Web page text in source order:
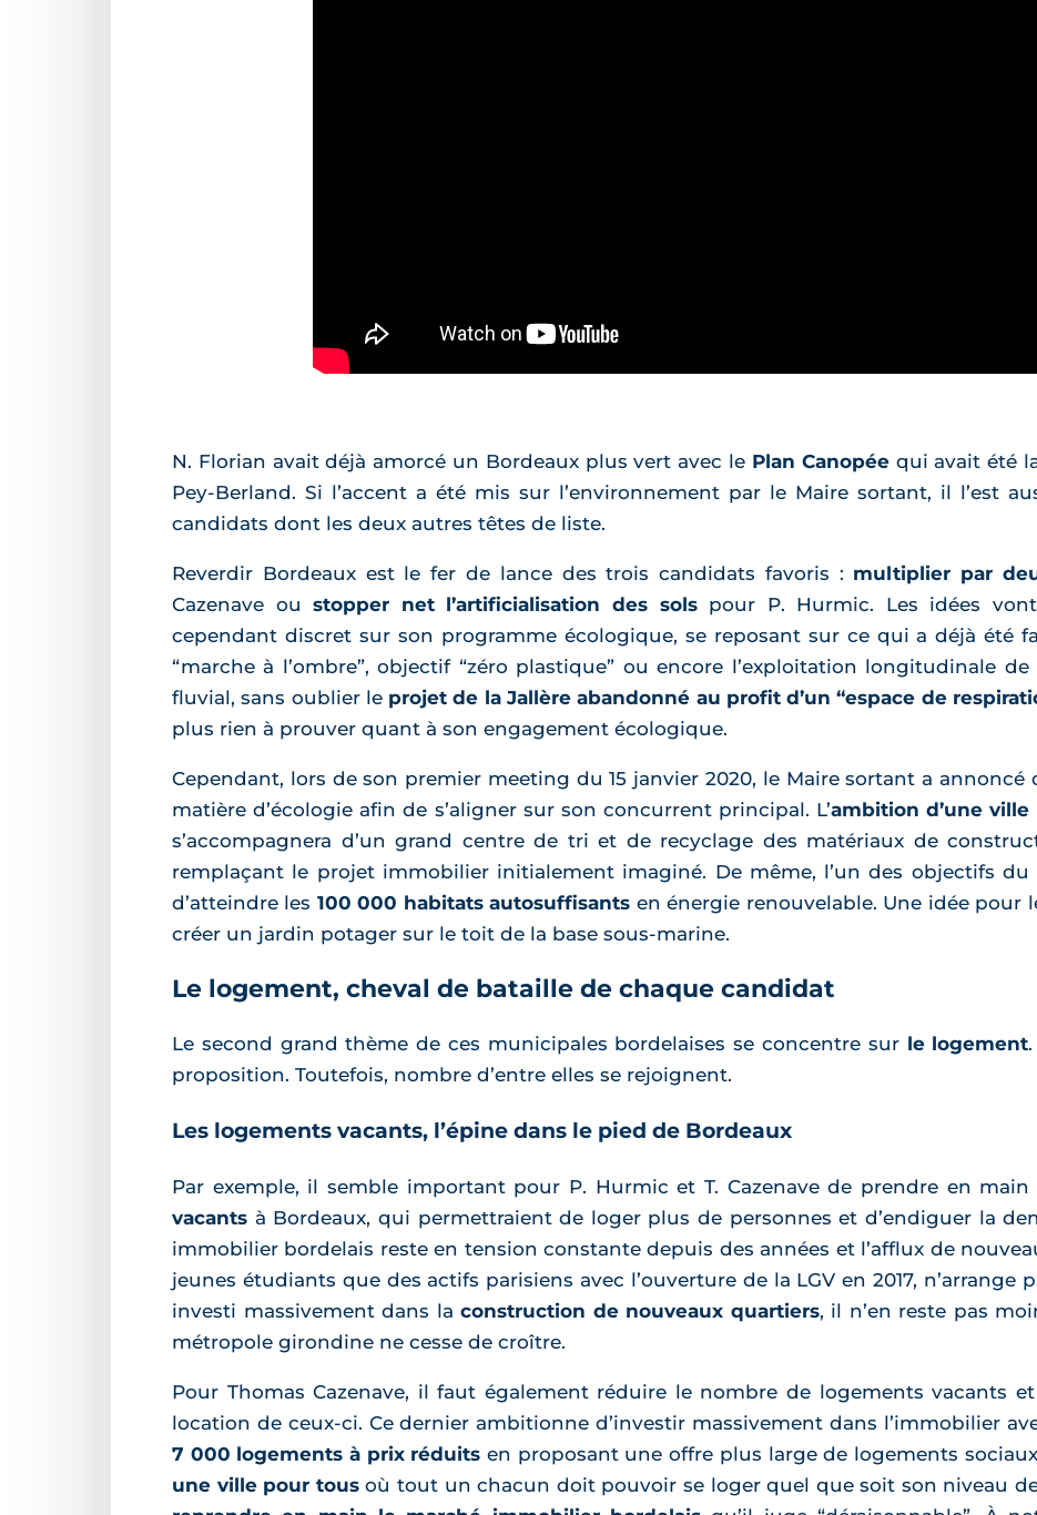
N. Florian avait déjà amorcé un Bordeaux plus vert avec le Plan Canopéequi avait été
Pey-Berland. Si l’accent a été mis sur l’environnement par le Maire sortant, il l’est
candidats dont les deux autres têtes de liste.
Reverdir Bordeaux est le fer de lance des trois candidats favoris : multiplier par
Cazenave oustopper net l’artificialisation des solspour P. Hurmic. Les idées
cependant discret sur son programme écologique, se reposant sur ce qui a déjà été
“marche à l’ombre”, objectif “zéro plastique” ou encore l’exploitation longitudinale
fluvial, sans oublier le projet de la Jallère abandonné au profit d’un “espace de
plus rien à prouver quant à son engagement écologique.
Cependant, lors de son premier meeting du 15 janvier 2020, le Maire sortant a annoncé
matière d’écologie afin de s’aligner sur son concurrent principal. L’ambition d’une ville
s’accompagnera d’un grand centre de tri et de recyclage des matériaux de
remplaçant le projet immobilier initialement imaginé. De même, l’un des objectifs
d’atteindre les 100 000 habitats autosuffisants en énergie renouvelable. Une idée pour
créer un jardin potager sur le toit de la base sous-marine.
Le logement, cheval de bataille de chaque candidat
Le second grand thème de ces municipales bordelaises se concentre sur le logement
proposition. Toutefois, nombre d’entre elles se rejoignent.
Les logements vacants, l’épine dans le pied de Bordeaux
Par exemple, il semble important pour P. Hurmic et T. Cazenave de prendre en main
vacants à Bordeaux, qui permettraient de loger plus de personnes et d’endiguer la
immobilier bordelais reste en tension constante depuis des années et l’afflux de
jeunes étudiants que des actifs parisiens avec l’ouverture de la LGV en 2017, n’arrange
investi massivement dans laconstruction de nouveaux quartiers, il n’en reste pas
métropole girondine ne cesse de croître.
Pour Thomas Cazenave, il faut également réduire le nombre de logements vacants
location de ceux-ci. Ce dernier ambitionne d’investir massivement dans l’immobilier
7 000 logements à prix réduits en proposant une offre plus large de logements
une ville pour tousoù tout un chacun doit pouvoir se loger quel que soit son niveau de